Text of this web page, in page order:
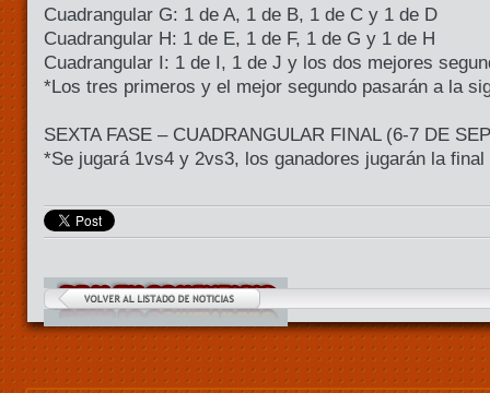
Cuadrangular G: 1 de A, 1 de B, 1 de C y 1 de D
Cuadrangular H: 1 de E, 1 de F, 1 de G y 1 de H
Cuadrangular I: 1 de I, 1 de J y los dos mejores
*Los tres primeros y el mejor segundo pasarán a la
SEXTA FASE – CUADRANGULAR FINAL (6-7 DE
*Se jugará 1vs4 y 2vs3, los ganadores jugarán la final